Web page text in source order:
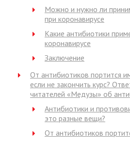
Можно и нужно ли
при коронавирусе
Какие антибиотики
коронавирусе
Заключение
От антибиотиков портится
если не закончить курс?
читателей «Медузы» об
Антибиотики и
это разные вещи?
От антибиотиков